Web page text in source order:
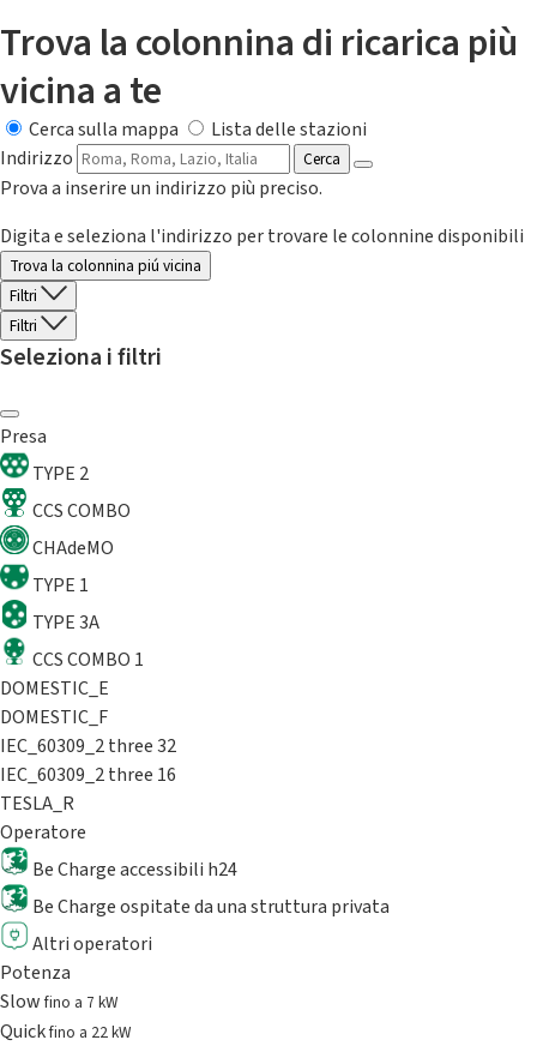
Trova la colonnina di ricarica più
vicina a te
Cerca sulla mappa
Lista delle stazioni
Indirizzo
Cerca
Prova a inserire un indirizzo più preciso.
Digita e seleziona l'indirizzo per trovare le colonnine disponibili
Trova la colonnina piú vicina
Filtri
Filtri
Seleziona i filtri
Presa
TYPE 2
CCS COMBO
CHAdeMO
TYPE 1
TYPE 3A
CCS COMBO 1
DOMESTIC_E
DOMESTIC_F
IEC_60309_2 three 32
IEC_60309_2 three 16
TESLA_R
Operatore
Be Charge accessibili h24
Be Charge ospitate da una struttura privata
Altri operatori
Potenza
Slowfino a 7 kW
Quickfino a 22 kW